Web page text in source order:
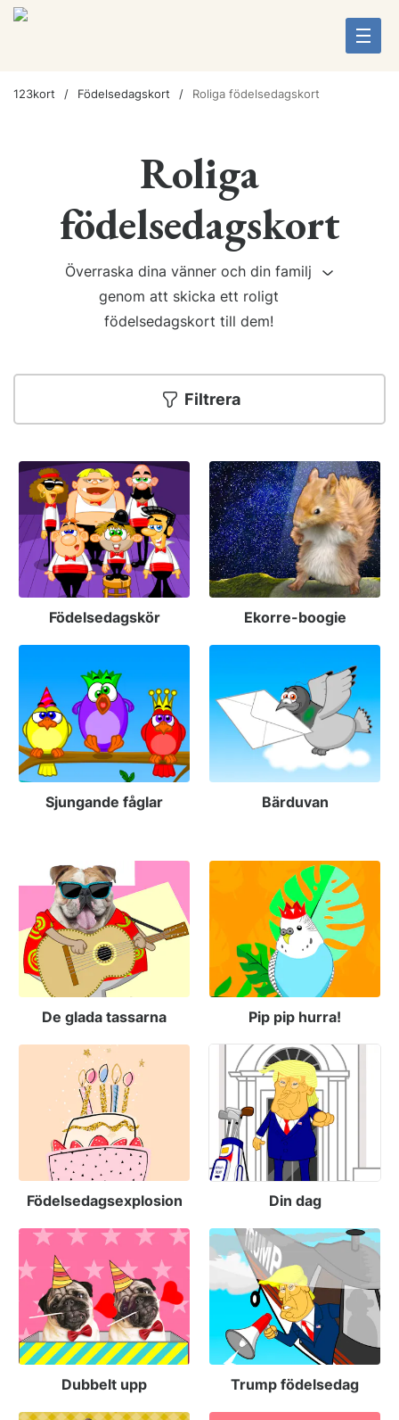
123kort Födelsedagskort Roliga födelsedagskort
Roliga
födelsedagskort
Överraska dina vänner och din familj
genom att skicka ett roligt
födelsedagskort till dem!
Filtrera
Födelsedagskör Ekorre-boogie
Sjungande fåglar Bärduvan
De glada tassarna Pip pip hurra!
Födelsedagsexplosion Din dag
Dubbelt upp Trump födelsedag